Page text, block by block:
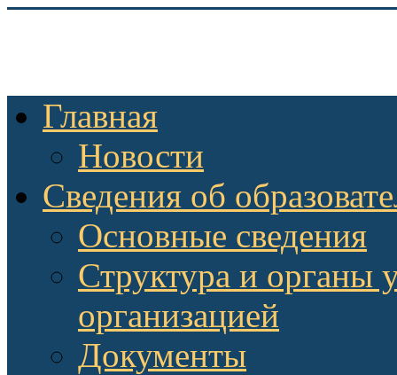
Главная
Новости
Сведения об
Основные сведения
Структура и органы
организацией
Документы